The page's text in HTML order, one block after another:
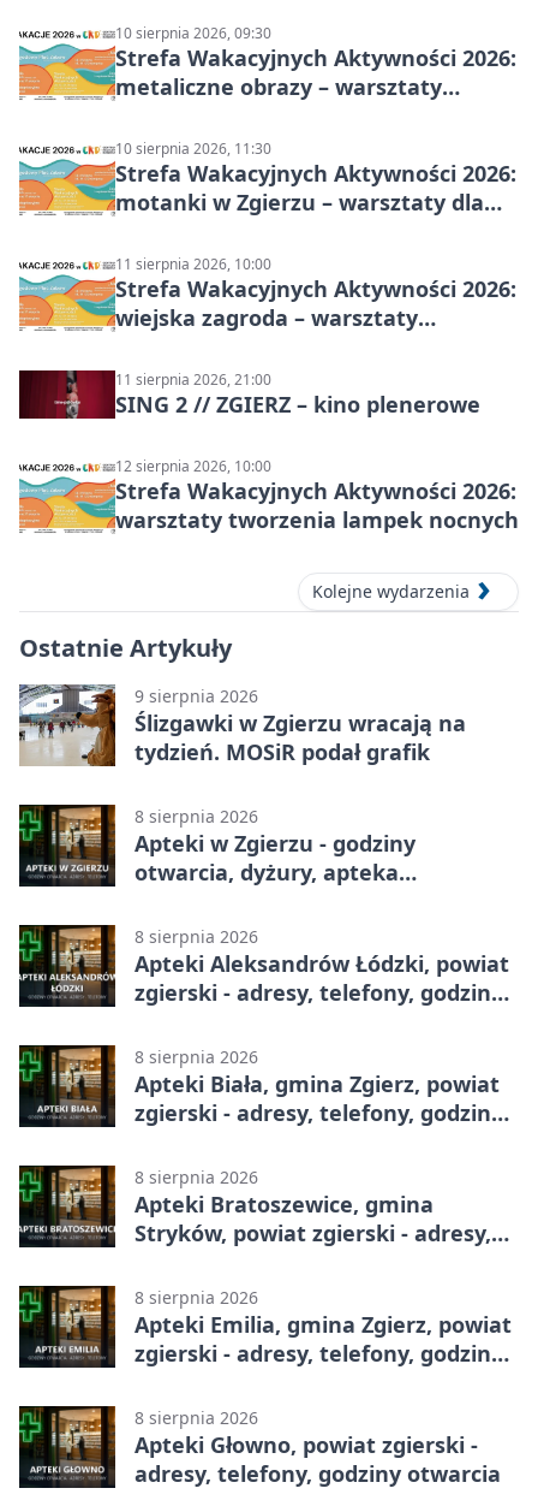
10 sierpnia 2026, 09:30
Strefa Wakacyjnych Aktywności 2026:
metaliczne obrazy – warsztaty
10 sierpnia 2026, 11:30
Strefa Wakacyjnych Aktywności 2026:
motanki w Zgierzu – warsztaty dla
11 sierpnia 2026, 10:00
Strefa Wakacyjnych Aktywności 2026:
wiejska zagroda – warsztaty
11 sierpnia 2026, 21:00
SING 2 // ZGIERZ – kino plenerowe
12 sierpnia 2026, 10:00
Strefa Wakacyjnych Aktywności 2026:
warsztaty tworzenia lampek nocnych
Kolejne wydarzenia
Ostatnie Artykuły
9 sierpnia 2026
Ślizgawki w Zgierzu wracają na
tydzień. MOSiR podał grafik
8 sierpnia 2026
Apteki w Zgierzu - godziny
otwarcia, dyżury, apteka
8 sierpnia 2026
Apteki Aleksandrów Łódzki, powiat
zgierski - adresy, telefony, godziny
8 sierpnia 2026
Apteki Biała, gmina Zgierz, powiat
zgierski - adresy, telefony, godziny
8 sierpnia 2026
Apteki Bratoszewice, gmina
Stryków, powiat zgierski - adresy,
8 sierpnia 2026
Apteki Emilia, gmina Zgierz, powiat
zgierski - adresy, telefony, godziny
8 sierpnia 2026
Apteki Głowno, powiat zgierski -
adresy, telefony, godziny otwarcia